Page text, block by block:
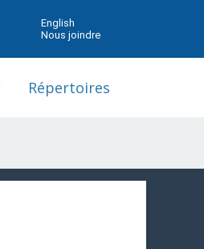
English
Nous joindre
Répertoires